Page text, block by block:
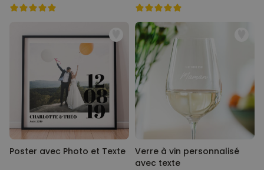
Poster avec Photo et Texte
Verre à vin personnalisé
avec texte